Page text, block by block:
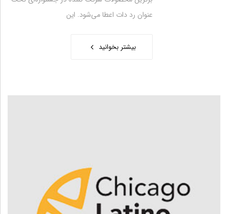
عنوان رد دات اعطا می‌شود. این
بیشتر بخوانید